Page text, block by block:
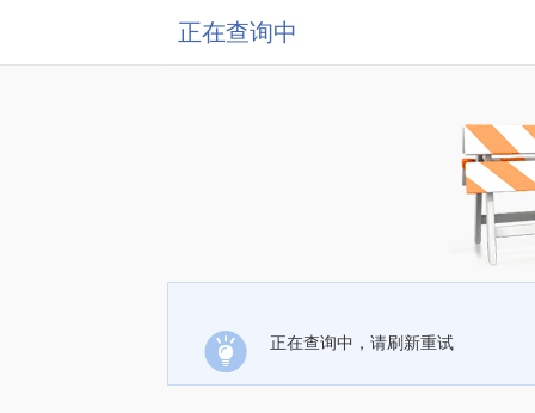
正在查询中
正在查询中，请刷新重试